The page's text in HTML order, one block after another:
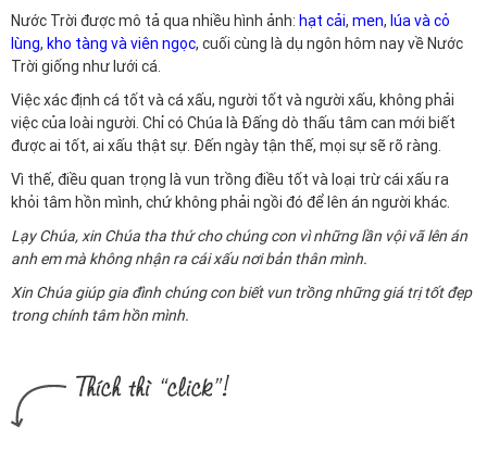
Nước Trời được mô tả qua nhiều hình ảnh: hạt cải, men, lúa và cỏ
lùng, kho tàng và viên ngọc, cuối cùng là dụ ngôn hôm nay về Nước
Trời giống như lưới cá.
Việc xác định cá tốt và cá xấu, người tốt và người xấu, không phải
việc của loài người. Chỉ có Chúa là Đấng dò thấu tâm can mới biết
được ai tốt, ai xấu thật sự. Đến ngày tận thế, mọi sự sẽ rõ ràng.
Vì thế, điều quan trọng là vun trồng điều tốt và loại trừ cái xấu ra
khỏi tâm hồn mình, chứ không phải ngồi đó để lên án người khác.
Lạy Chúa, xin Chúa tha thứ cho chúng con vì những lần vội vã lên án
anh em mà không nhận ra cái xấu nơi bản thân mình.
Xin Chúa giúp gia đình chúng con biết vun trồng những giá trị tốt đẹp
trong chính tâm hồn mình.